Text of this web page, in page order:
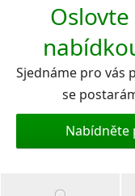
Sjednáme pro vás
se
Nabídněte